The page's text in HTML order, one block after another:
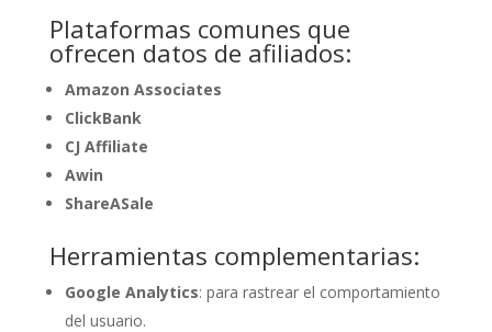
Plataformas comunes que
ofrecen datos de afiliados:
Amazon Associates
ClickBank
CJ Affiliate
Awin
ShareASale
Herramientas complementarias:
Google Analytics: para rastrear el comportamiento
del usuario.